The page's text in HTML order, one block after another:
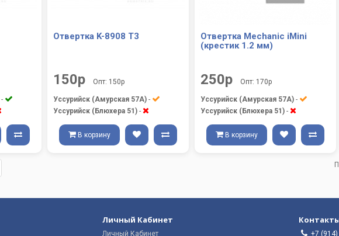
-
Отвертка K-8908 T3
150р Опт: 150р
Уссурийск (Амурская 57А) -
Уссурийск (Блюхера 51) -
В корзину
Отвертка Mechanic iMini
(крестик 1.2 мм)
250р Опт: 170р
Уссурийск (Амурская 57А) -
Уссурийск (Блюхера 51) -
В корзину
Личный Кабинет
Личный Кабинет +7